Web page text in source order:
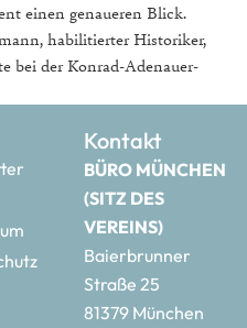
einen genaueren Blick.
habilitierter Historiker,
bei der Konrad-Adenauer-
Kontakt
BÜRO MÜNCHEN
(SITZ DES
VEREINS)
Baierbrunner
Straße 25
81379 München